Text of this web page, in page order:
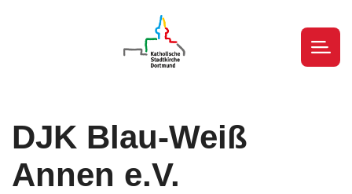
DJK Blau-Weiß
Annen e.V.